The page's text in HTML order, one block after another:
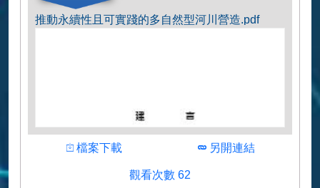
推動永續性且可實踐的多自然型河川營造.pdf
下載
檔案下載 下載
另開連結
觀看次數 62